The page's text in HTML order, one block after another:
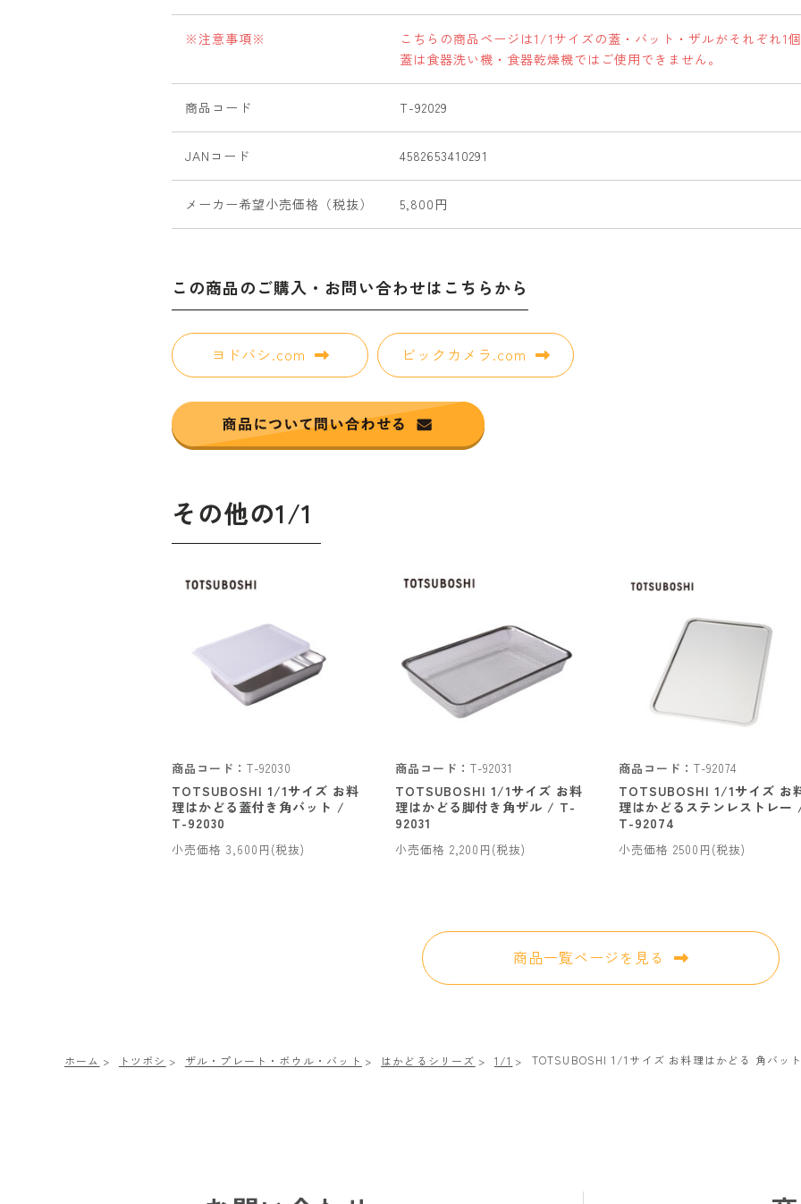
※注意事項※
こちらの商品ページは1/1サイズの蓋・バット・ザルがそれぞれ1
蓋は食器洗い機・食器乾燥機ではご使用できません。
商品コード T-92029
JANコード 4582653410291
メーカー希望小売価格（税抜） 5,800円
この商品のご購入・お問い合わせはこちらから
ヨドバシ.com ビックカメラ.com
その他の1/1
商品コード： T-92030
TOTSUBOSHI 1/1サイズ お料
理はかどる蓋付き角バット /
T-92030
小売価格 3,600円(税抜)
商品コード： T-92031
TOTSUBOSHI 1/1サイズ お料
理はかどる脚付き角ザル / T-
92031
小売価格 2,200円(税抜)
商品コード： T-92074
TOTSUBOSHI 1/1サイズ お
理はかどるステンレストレー
T-92074
小売価格 2500円(税抜)
商品一覧ページを見る
ホーム トツボシ ザル・プレート・ボウル・バット はかどるシリーズ 1/1 TOTSUBOSHI 1/1サイズ お料理はかどる 角バッ